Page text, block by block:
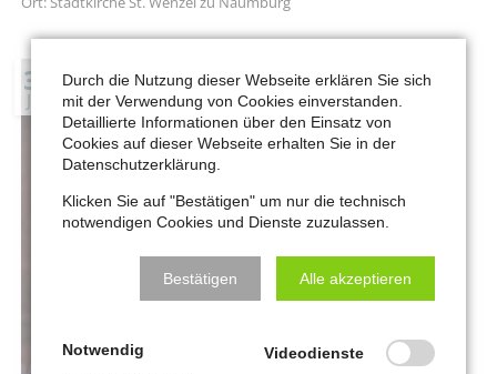
31
JUL
Durch die Nutzung dieser Webseite erklären Sie sich
mit der Verwendung von Cookies einverstanden.
Detaillierte Informationen über den Einsatz von
Cookies auf dieser Webseite erhalten Sie in der
Datenschutzerklärung.
Klicken Sie auf "Bestätigen" um nur die technisch
notwendigen Cookies und Dienste zuzulassen.
Bestätigen Alle akzeptieren
Notwendig Videodienste